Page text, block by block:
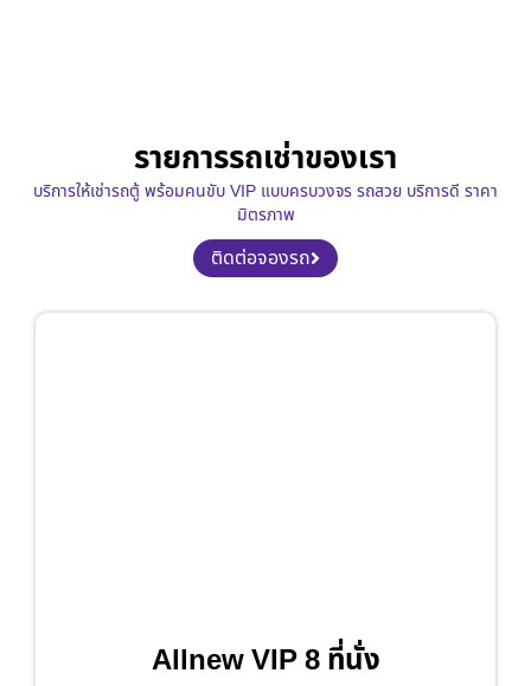
รายการรถเช่าของเรา
บริการให้เช่ารถตู้ พร้อมคนขับ VIP แบบครบวงจร รถสวย บริการดี ราคา
มิตรภาพ
ติดต่อจองรถ
Allnew VIP 8 ที่นั่ง